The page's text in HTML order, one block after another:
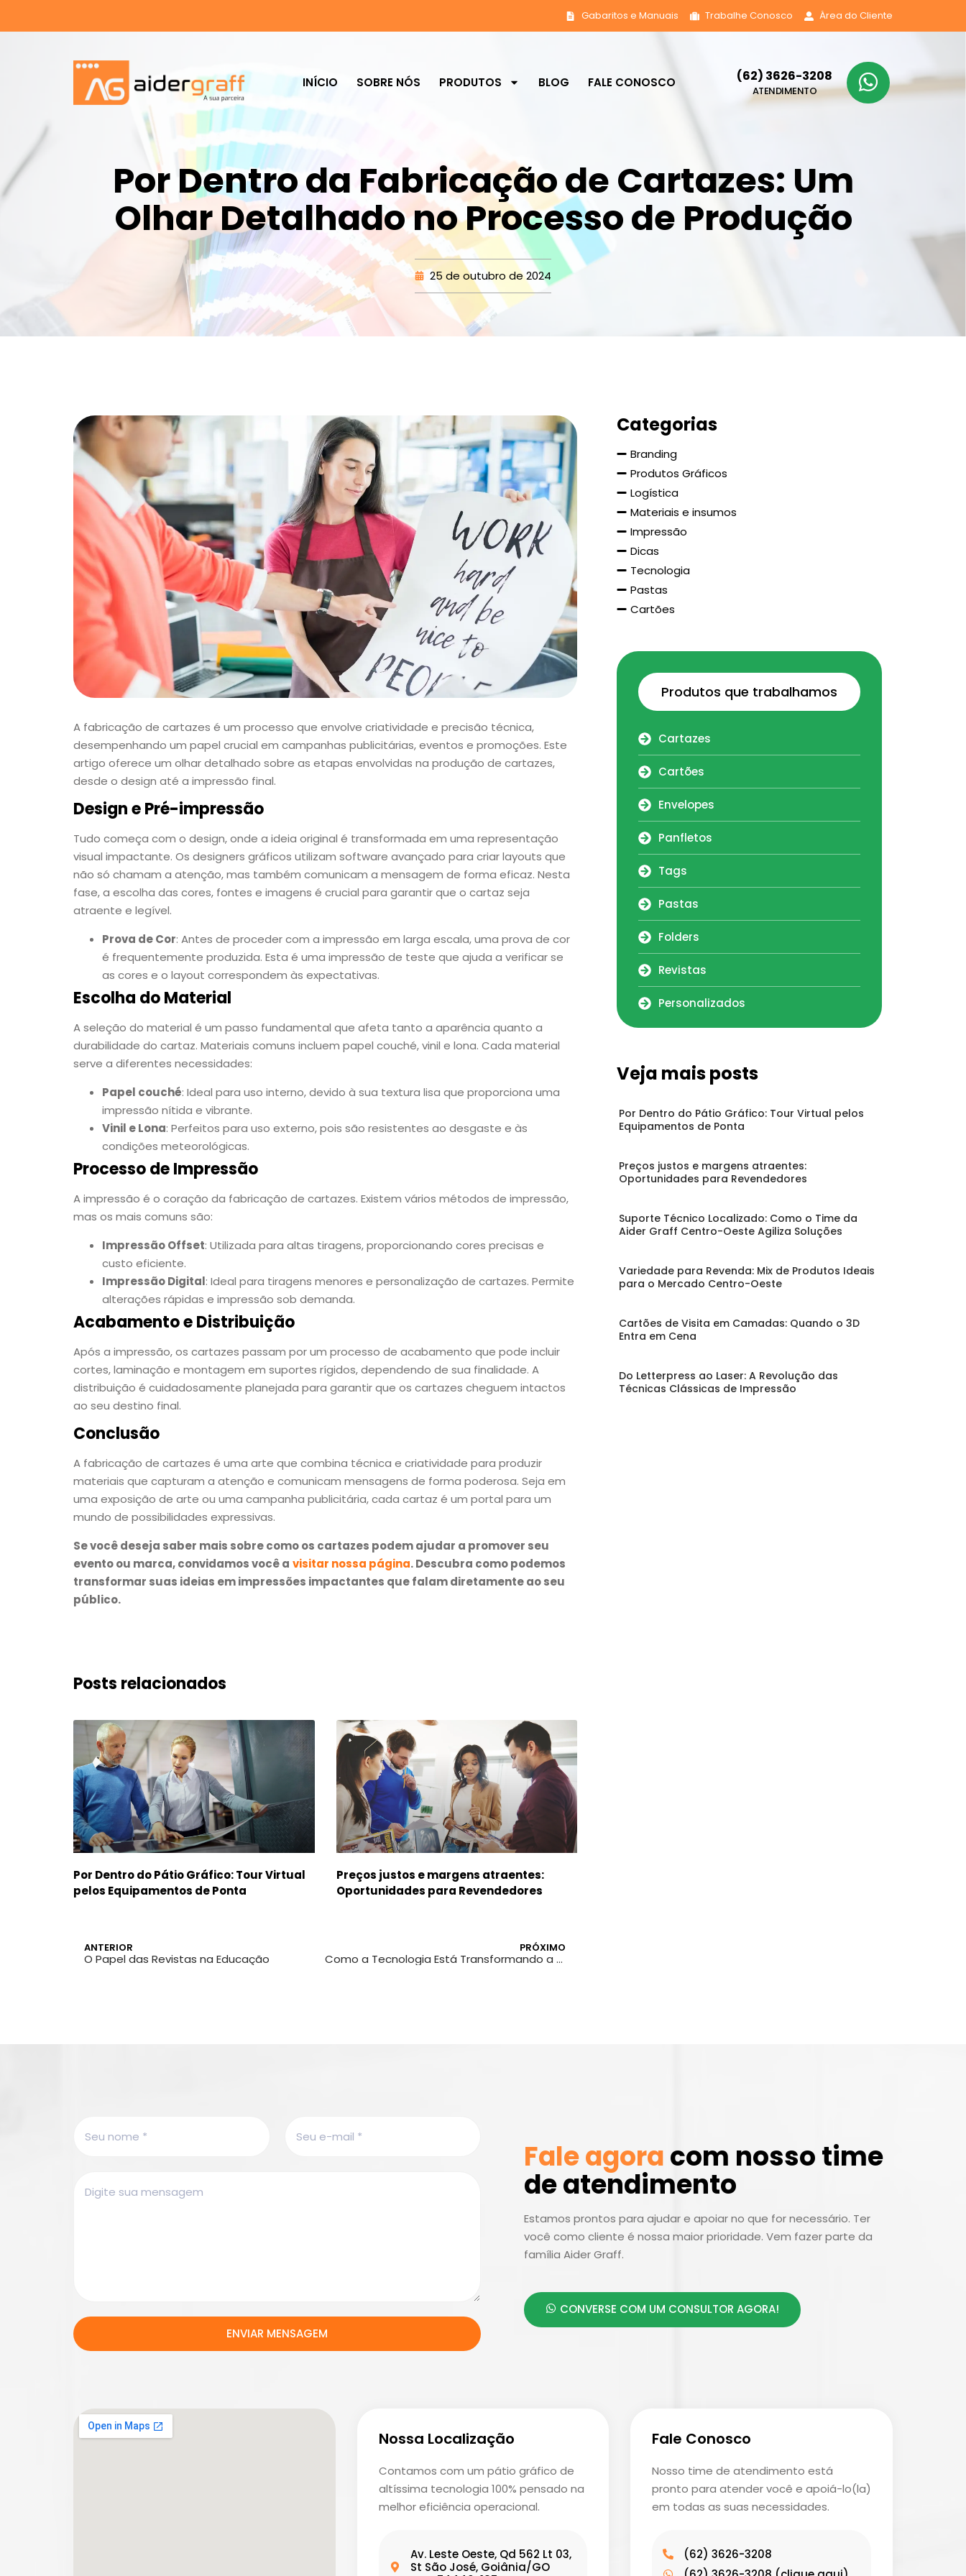
Gabaritos e Manuais Trabalhe Conosco Área do Cliente
INÍCIO SOBRE NÓS PRODUTOS BLOG FALE CONOSCO (62) 3626-3208
ATENDIMENTO
Por Dentro da Fabricação de Cartazes: Um
Olhar Detalhado no Processo de Produção
25 de outubro de 2024
A fabricação de cartazes é um processo que envolve criatividade e precisão técnica,
desempenhando um papel crucial em campanhas publicitárias, eventos e promoções. Este
artigo oferece um olhar detalhado sobre as etapas envolvidas na produção de cartazes,
desde o design até a impressão final.
Design e Pré-impressão
Tudo começa com o design, onde a ideia original é transformada em uma representação
visual impactante. Os designers gráficos utilizam software avançado para criar layouts que
não só chamam a atenção, mas também comunicam a mensagem de forma eficaz. Nesta
fase, a escolha das cores, fontes e imagens é crucial para garantir que o cartaz seja
atraente e legível.
Prova de Cor: Antes de proceder com a impressão em larga escala, uma prova de cor
é frequentemente produzida. Esta é uma impressão de teste que ajuda a verificar se
as cores e o layout correspondem às expectativas.
Escolha do Material
A seleção do material é um passo fundamental que afeta tanto a aparência quanto a
durabilidade do cartaz. Materiais comuns incluem papel couché, vinil e lona. Cada material
serve a diferentes necessidades:
Papel couché: Ideal para uso interno, devido à sua textura lisa que proporciona uma
impressão nítida e vibrante.
Vinil e Lona: Perfeitos para uso externo, pois são resistentes ao desgaste e às
condições meteorológicas.
Processo de Impressão
A impressão é o coração da fabricação de cartazes. Existem vários métodos de impressão,
mas os mais comuns são:
Impressão Offset: Utilizada para altas tiragens, proporcionando cores precisas e
custo eficiente.
Impressão Digital: Ideal para tiragens menores e personalização de cartazes. Permite
alterações rápidas e impressão sob demanda.
Acabamento e Distribuição
Após a impressão, os cartazes passam por um processo de acabamento que pode incluir
cortes, laminação e montagem em suportes rígidos, dependendo de sua finalidade. A
distribuição é cuidadosamente planejada para garantir que os cartazes cheguem intactos
ao seu destino final.
Conclusão
A fabricação de cartazes é uma arte que combina técnica e criatividade para produzir
materiais que capturam a atenção e comunicam mensagens de forma poderosa. Seja em
uma exposição de arte ou uma campanha publicitária, cada cartaz é um portal para um
mundo de possibilidades expressivas.
Se você deseja saber mais sobre como os cartazes podem ajudar a promover seu
evento ou marca, convidamos você a visitar nossa página. Descubra como podemos
transformar suas ideias em impressões impactantes que falam diretamente ao seu
público.
Posts relacionados
Por Dentro do Pátio Gráfico: Tour Virtual
pelos Equipamentos de Ponta
Preços justos e margens atraentes:
Oportunidades para Revendedores
ANTERIOR
O Papel das Revistas na Educação
PRÓXIMO
Como a Tecnologia Está Transformando a Produção de Cartazes
Categorias
Branding
Produtos Gráficos
Logística
Materiais e insumos
Impressão
Dicas
Tecnologia
Pastas
Cartões
Produtos que trabalhamos
Cartazes
Cartões
Envelopes
Panfletos
Tags
Pastas
Folders
Revistas
Personalizados
Veja mais posts
Por Dentro do Pátio Gráfico: Tour Virtual pelos
Equipamentos de Ponta
Preços justos e margens atraentes:
Oportunidades para Revendedores
Suporte Técnico Localizado: Como o Time da
Aider Graff Centro-Oeste Agiliza Soluções
Variedade para Revenda: Mix de Produtos Ideais
para o Mercado Centro-Oeste
Cartões de Visita em Camadas: Quando o 3D
Entra em Cena
Do Letterpress ao Laser: A Revolução das
Técnicas Clássicas de Impressão
ENVIAR MENSAGEM
Fale agoracom nosso time
de atendimento
Estamos prontos para ajudar e apoiar no que for necessário. Ter
você como cliente é nossa maior prioridade. Vem fazer parte da
família Aider Graff.
CONVERSE COM UM CONSULTOR AGORA!
Nossa Localização
Contamos com um pátio gráfico de
altíssima tecnologia 100% pensado na
melhor eficiência operacional.
Av. Leste Oeste, Qd 562 Lt 03,
St São José, Goiânia/GO
Fale Conosco
Nosso time de atendimento está
pronto para atender você e apoiá-lo(la)
em todas as suas necessidades.
(62) 3626-3208